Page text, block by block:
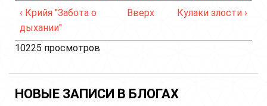
‹ Крийя "Забота о
дыхании"
Вверх Кулаки злости ›
10225 просмотров
НОВЫЕ ЗАПИСИ В БЛОГАХ